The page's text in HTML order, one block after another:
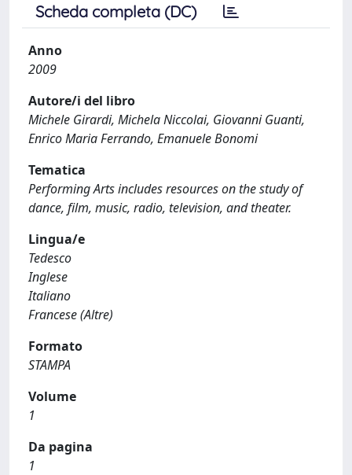
Scheda completa (DC)
Anno
2009
Autore/i del libro
Michele Girardi, Michela Niccolai, Giovanni Guanti,
Enrico Maria Ferrando, Emanuele Bonomi
Tematica
Performing Arts includes resources on the study of
dance, film, music, radio, television, and theater.
Lingua/e
Tedesco
Inglese
Italiano
Francese (Altre)
Formato
STAMPA
Volume
1
Da pagina
1